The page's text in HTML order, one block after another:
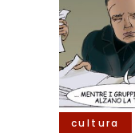
cultura